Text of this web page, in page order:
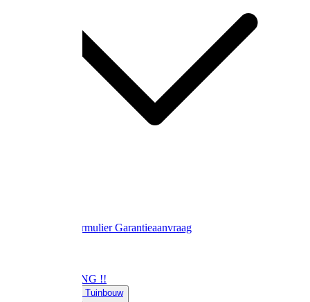
RetourformulierGarantieaanvraag
OPRUIMING !!
01) Land-& Tuinbouw